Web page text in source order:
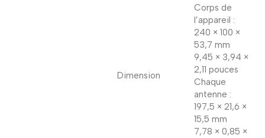
Dimension
Corps de
l’appareil :
240 × 100 ×
53,7 mm
9,45 × 3,94 ×
2,11 pouces
Chaque
antenne :
197,5 × 21,6 ×
15,5 mm
7,78 × 0,85 ×